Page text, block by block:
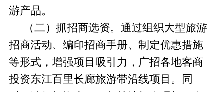
游产品。
（二）抓招商选资。通过组织大型旅游
招商活动、编印招商手册、制定优惠措施
等形式，增强项目吸引力，广招各地客商
投资东江百里长廊旅游带沿线项目。同